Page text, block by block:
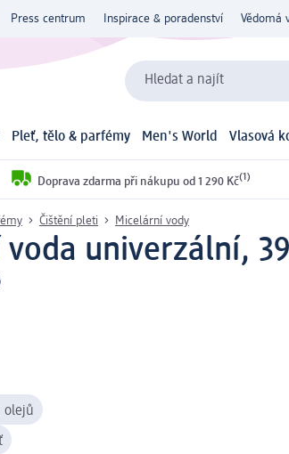
Press centrum Inspirace & poradenství Vědomá
Hledat a najít
Pleť, tělo & parfémy Men's World Vlasová
Doprava zdarma při nákupu od 1 290 Kč(1)
Čištění pleti Micelární vody
univerzální,
olejů